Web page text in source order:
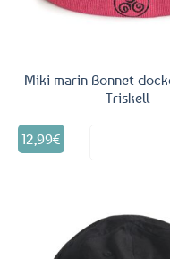
Miki marin Bonnet
Triskell
12,99€